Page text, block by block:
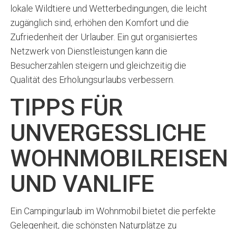
lokale Wildtiere und Wetterbedingungen, die leicht
zugänglich sind, erhöhen den Komfort und die
Zufriedenheit der Urlauber. Ein gut organisiertes
Netzwerk von Dienstleistungen kann die
Besucherzahlen steigern und gleichzeitig die
Qualität des Erholungsurlaubs verbessern.
TIPPS FÜR
UNVERGESSLICHE
WOHNMOBILREISEN
UND VANLIFE
Ein Campingurlaub im Wohnmobil bietet die perfekte
Gelegenheit, die schönsten Naturplätze zu